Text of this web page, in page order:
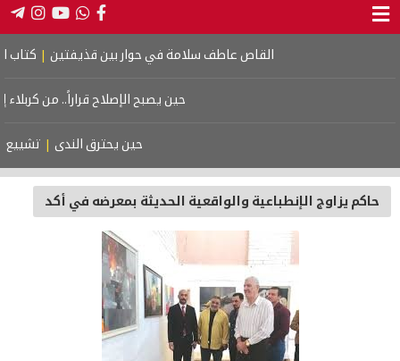
القاص عاطف سلامة في حوار بين قذيفتين | كتاب
حين يصبح الإصلاح قراراً.. من كربلاء
حين يحترق الندى | تشييع
حاكم يزاوج الإنطباعية والواقعية الحديثة بمعرضه في أكد